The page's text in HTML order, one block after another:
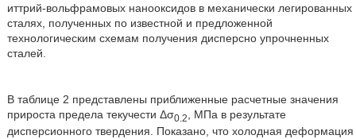
иттрий-вольфрамовых нанооксидов в механически легированных
сталях, полученных по известной и предложенной
технологическим схемам получения дисперсно упрочненных
сталей.
В таблице 2 представлены приближенные расчетные значения
прироста предела текучести Δσ0.2
, МПа в результате
дисперсионного твердения. Показано, что холодная деформация